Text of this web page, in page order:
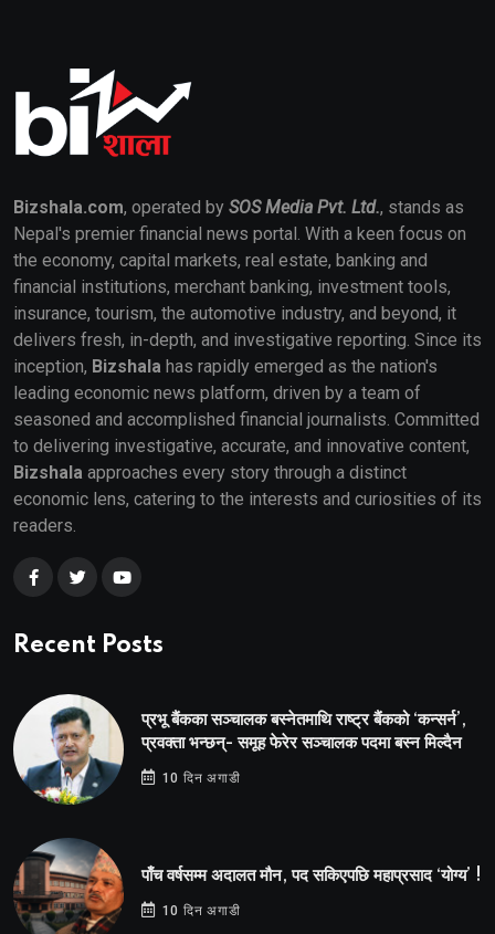
Bizshala.com, operated by SOS Media Pvt. Ltd., stands as
Nepal's premier financial news portal. With a keen focus on
the economy, capital markets, real estate, banking and
financial institutions, merchant banking, investment tools,
insurance, tourism, the automotive industry, and beyond, it
delivers fresh, in-depth, and investigative reporting. Since its
inception, Bizshala has rapidly emerged as the nation's
leading economic news platform, driven by a team of
seasoned and accomplished financial journalists. Committed
to delivering investigative, accurate, and innovative content,
Bizshala approaches every story through a distinct
economic lens, catering to the interests and curiosities of its
readers.
Recent Posts
प्रभू बैंकका सञ्चालक बस्नेतमाथि राष्ट्र बैंकको ‘कन्सर्न’,
प्रवक्ता भन्छन्- समूह फेरेर सञ्चालक पदमा बस्न मिल्दैन
10 दिन अगाडी
पाँच वर्षसम्म अदालत मौन, पद सकिएपछि महाप्रसाद ‘योग्य’ !
10 दिन अगाडी